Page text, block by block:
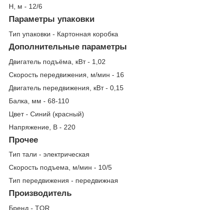
Н, м - 12/6
Параметры упаковки
Тип упаковки - Картонная коробка
Дополнительные параметры
Двигатель подъёма, кВт - 1,02
Скорость передвижения, м/мин - 16
Двигатель передвижения, кВт - 0,15
Балка, мм - 68-110
Цвет - Синий (красный)
Напряжение, В - 220
Прочее
Тип тали - электрическая
Скорость подъема, м/мин - 10/5
Тип передвижения - передвижная
Производитель
Бренд - TOR